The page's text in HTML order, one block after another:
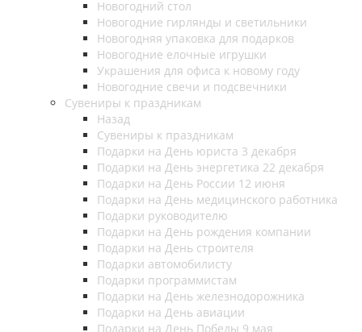
Новогодний стол
Новогодние гирлянды и светильники
Новогодняя упаковка для подарков
Новогодние елочные игрушки
Украшения для офиса к новому году
Новогодние свечи и подсвечники
Сувениры к праздникам
Назад
Сувениры к праздникам
Подарки на День юриста 3 декабря
Подарки на День энергетика 22 декабря
Подарки на День России 12 июня
Подарки на День медицинского работника
Подарки руководителю
Подарки на День рождения компании
Подарки на День строителя
Подарки автомобилисту
Подарки программистам
Подарки на День железнодорожника
Подарки на День авиации
Подарки на День Победы 9 мая